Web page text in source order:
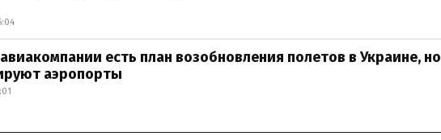
есть план возобновления полетов в Украине, но
аэропорты